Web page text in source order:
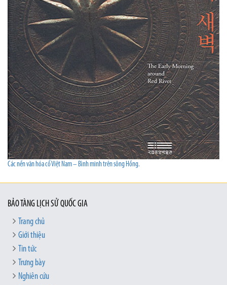
Các nền văn hóa cổ Việt Nam – Bình minh trên sông Hồng.
BẢO TÀNG LỊCH SỬ QUỐC GIA
Trang chủ
Giới thiệu
Tin tức
Trưng bày
Nghiên cứu